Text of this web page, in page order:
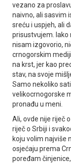
vezano za
naivno, ali sasvim
sreću i uspjeh, ali
prisustvujem. Iako
nisam izgovorio,
crnogorskim
na krst, jer kao
stav, na svoje
Samo nekoliko
velikocrnogorske
pronađu u meni.
Ali, ovde nije riječ
riječ o Srbiji i
koju volim najviše
osjećaju prema
poređam